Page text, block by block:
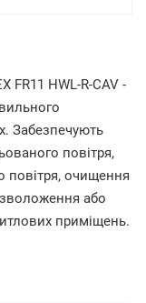
FR11 HWL-R-CAV -
Забезпечують
повітря,
повітря, очищення
або
приміщень.